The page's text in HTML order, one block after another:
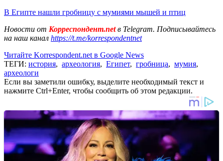
В Египте нашли гробницу с мумиями мышей и птиц
Новости от Корреспондент.netв Telegram. Подписывайтесь
на наш канал https://t.me/korrespondentnet
Читайте Korrespondent.net в Google News
ТЕГИ: история, археология, Египет, гробница, мумия,
археологи
Если вы заметили ошибку, выделите необходимый текст и
нажмите Ctrl+Enter, чтобы сообщить об этом редакции.